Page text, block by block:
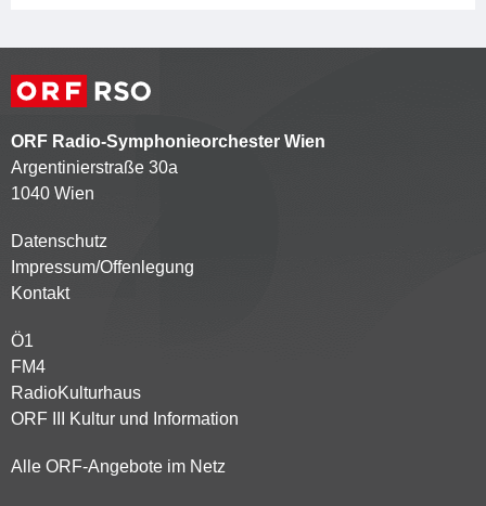
ORF Radio-Symphonieorchester Wien
Argentinierstraße 30a
1040 Wien
Kontaktmenü
Datenschutz
Impressum/Offenlegung
Kontakt
Partnersender
Ö1
FM4
RadioKulturhaus
ORF III Kultur und Information
Alle ORF-Angebote im Netz